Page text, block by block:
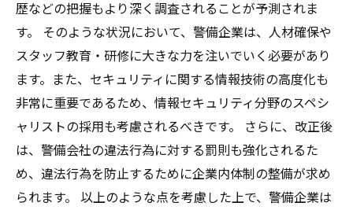
歴などの把握もより深く調査されることが予測されま
す。 そのような状況において、警備企業は、人材確保や
スタッフ教育・研修に大きな力を注いでいく必要があり
ます。また、セキュリティに関する情報技術の高度化も
非常に重要であるため、情報セキュリティ分野のスペシ
ャリストの採用も考慮されるべきです。 さらに、改正後
は、警備会社の違法行為に対する罰則も強化されるた
め、違法行為を防止するために企業内体制の整備が求め
られます。 以上のような点を考慮した上で、警備企業は